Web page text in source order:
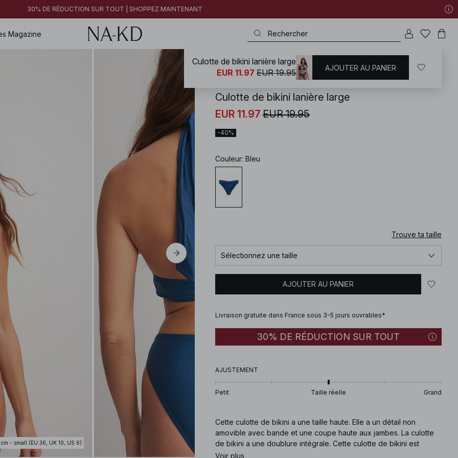
30% DE RÉDUCTION SUR TOUT | SHOPPEZ MAINTENANT
Magazine
cm - small (EU 36, UK 10, US 6)
NA-KD / Maillots de bain / Bikinis Bas de maillots
Culotte de bikini lanière large
EUR 11.97 EUR 19.95
-40%
Couleur: Bleu
Trouve ta taille
Sélectionnez une taille
AJOUTER AU PANIER
Livraison gratuite dans France sous 3-5 jours ouvrables*
30% DE RÉDUCTION SUR TOUT
AJUSTEMENT
Petit Taille réelle Grand
Cette culotte de bikini a une taille haute. Elle a un détail non
amovible avec bande et une coupe haute aux jambes. La culotte
de bikini a une doublure intégrale. Cette culotte de bikini est
disponible en bleue.
Voir plus
Culotte de bikini lanière large
EUR 11.97 EUR 19.95 AJOUTER AU PANIER